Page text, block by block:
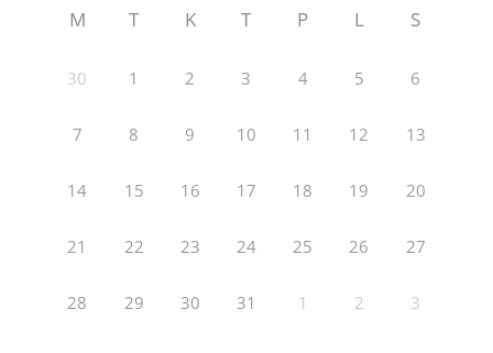
M T K T P L S
30 1 2 3 4 5 6
7 8 9 10 11 12 13
14 15 16 17 18 19 20
21 22 23 24 25 26 27
28 29 30 31 1 2 3